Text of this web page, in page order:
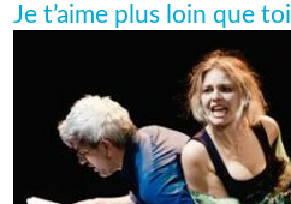
Je t’aime plus loin que toi